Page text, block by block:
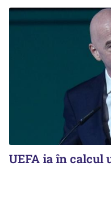
UEFA ia în calcul